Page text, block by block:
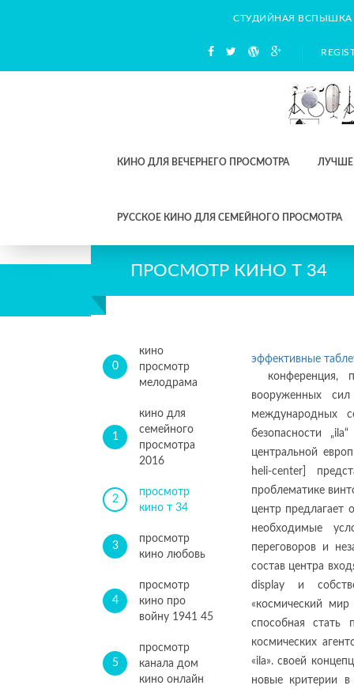
СТУДИЙНАЯ ВСПЫШКА
КИНО ДЛЯ ВЕЧЕРНЕГО ПРОСМОТРА
РУССКОЕ КИНО ДЛЯ СЕМЕЙНОГО ПРОСМОТРА
ПРОСМОТР КИНО Т 34
0
кино
просмотр
мелодрама
1
кино для
семейного
просмотра
2016
2
просмотр
кино т 34
3
просмотр
кино любовь
4
просмотр
кино про
войну 1941 45
5
просмотр
канала дом
кино онлайн
эффективные
конференция,
вооруженных
международных
безопасности
центральной
heli-center]
проблематике
центр предлагает
необходимые
переговоров и
состав центра
display и
«космический
способная
космических
«ila». своей
новые критерии в